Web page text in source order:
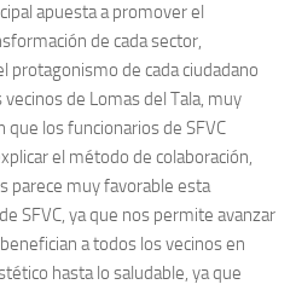
apuesta a promover el
de cada sector,
protagonismo de cada ciudadano
de Lomas del Tala, muy
los funcionarios de SFVC
el método de colaboración,
parece muy favorable esta
SFVC, ya que nos permite avanzar
a todos los vecinos en
hasta lo saludable, ya que